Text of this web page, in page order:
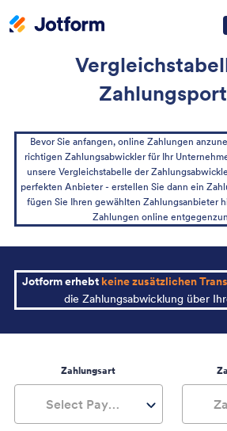
Bevor Sie anfangen, online Zahlungen
richtigen Zahlungsabwickler für Ihr
unsere Vergleichstabelle der
perfekten Anbieter - erstellen Sie dann ein
fügen Sie Ihren gewählten Zahlungsanbieter
Zahlungen online
Jotform erhebt keine zusätzlichen
die Zahlungsabwicklung über
Zahlungsart
Select Payment Type